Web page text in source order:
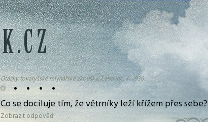
• • • • •
Otázky tovaryšské mlynářské zkoušky, Lehovec, A. 1936:
Co se dociluje tím, že větrníky leží křížem přes sebe?
Zobrazit odpověď